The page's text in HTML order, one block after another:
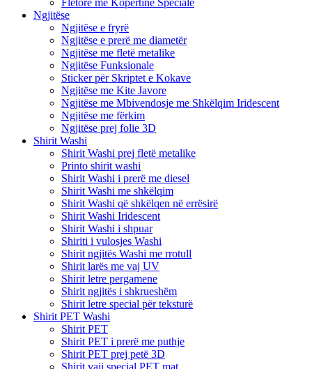
Ngjitëse
Ngjitëse e fryrë
Ngjitëse e prerë me diametër
Ngjitëse me fletë metalike
Ngjitëse Funksionale
Sticker për Skriptet e Kokave
Ngjitëse me Kite Javore
Ngjitëse me Mbivendosje me Shkëlqim Iridescent
Ngjitëse me fërkim
Ngjitëse prej folie 3D
Shirit Washi
Shirit Washi prej fletë metalike
Printo shirit washi
Shirit Washi i prerë me diesel
Shirit Washi me shkëlqim
Shirit Washi që shkëlqen në errësirë
Shirit Washi Iridescent
Shirit Washi i shpuar
Shiriti i vulosjes Washi
Shirit ngjitës Washi me rrotull
Shirit larës me vaj UV
Shirit letre pergamene
Shirit ngjitës i shkrueshëm
Shirit letre special për teksturë
Shirit PET Washi
Shirit PET
Shirit PET i prerë me puthje
Shirit PET prej petë 3D
Shirit vaji special PET mat